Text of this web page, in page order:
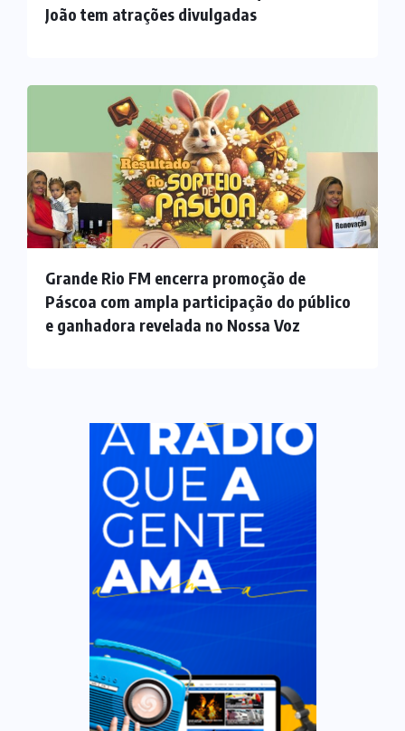
João tem atrações divulgadas
Grande Rio FM encerra promoção de
Páscoa com ampla participação do público
e ganhadora revelada no Nossa Voz